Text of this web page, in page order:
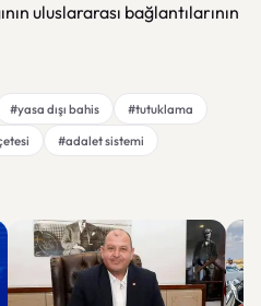
uluslararası bağlantılarının
#yasa dışı bahis
#tutuklama
#adalet sistemi